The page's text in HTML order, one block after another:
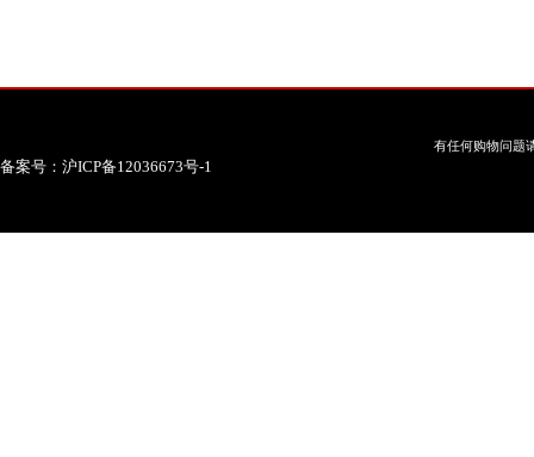
有任何购物问题
备案号：沪ICP备12036673号-1